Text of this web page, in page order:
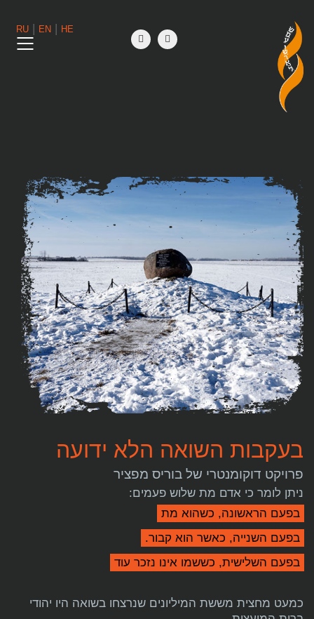
HE
|
EN
|
RU
בעקבות השואה הלא ידועה
פרויקט דוקומנטרי של בוריס מפציר
ניתן לומר כי אדם מת שלוש פעמים:
בפעם הראשונה, כשהוא מת
בפעם השנייה, כאשר הוא קבור.
בפעם השלישית, כששמו אינו נזכר עוד
כמעט מחצית מששת המיליונים שנרצחו בשואה היו יהודי